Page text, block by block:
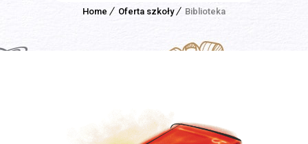
Home Oferta szkoły Biblioteka